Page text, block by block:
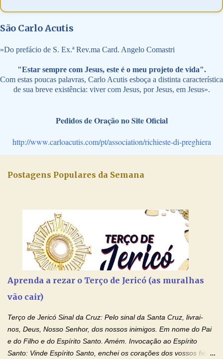
São Carlo Acutis
»Do prefácio de S. Ex.ª Rev.ma Card. Angelo Comastri
"Estar sempre com Jesus, este é o meu projeto de vida".
Com estas poucas palavras, Carlo Acutis esboça a distinta característica
de sua breve existência: viver com Jesus, por Jesus, em Jesus».
Pedidos de Oração no Site Oficial
http://www.carloacutis.com/pt/association/richieste-di-preghiera
Postagens Populares da Semana
Aprenda a rezar o Terço de Jericó (as muralhas
vão cair)
Terço de Jericó Sinal da Cruz: Pelo sinal da Santa Cruz, livrai-
nos, Deus, Nosso Senhor, dos nossos inimigos. Em nome do Pai
e do Filho e do Espírito Santo. Amém. Invocação ao Espírito
Santo: Vinde Espírito Santo, enchei os corações dos vossos fiéis